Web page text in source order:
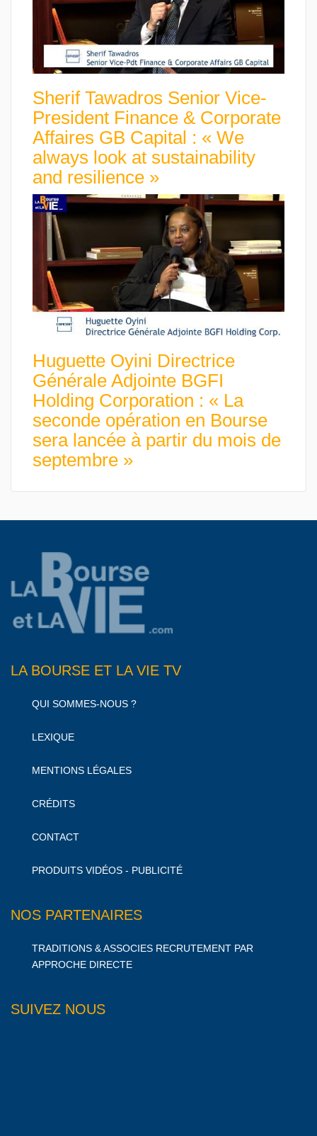
Sherif Tawadros Senior Vice-
President Finance & Corporate
Affaires GB Capital : « We
always look at sustainability
and resilience »
Huguette Oyini Directrice
Générale Adjointe BGFI
Holding Corporation : « La
seconde opération en Bourse
sera lancée à partir du mois de
septembre »
LA BOURSE ET LA VIE TV
QUI SOMMES-NOUS ?
LEXIQUE
MENTIONS LÉGALES
CRÉDITS
CONTACT
PRODUITS VIDÉOS - PUBLICITÉ
NOS PARTENAIRES
TRADITIONS & ASSOCIES RECRUTEMENT PAR
APPROCHE DIRECTE
SUIVEZ NOUS